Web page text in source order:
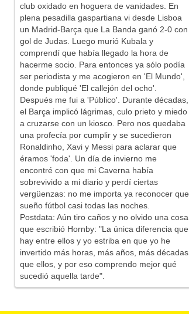
club oxidado en hoguera de vanidades. En
plena pesadilla gaspartiana vi desde Lisboa
un Madrid-Barça que La Banda ganó 2-0 con
gol de Judas. Luego murió Kubala y
comprendí que había llegado la hora de
hacerme socio. Para entonces ya sólo podía
ser periodista y me acogieron en 'El Mundo',
donde publiqué 'El callejón del ocho'.
Después me fui a 'Público'. Durante décadas,
el Barça implicó lágrimas, culo prieto y miedo
a cruzarse con un kiosco. Pero nos quedaba
una profecía por cumplir y se sucedieron
Ronaldinho, Xavi y Messi para aclarar que
éramos 'foda'. Un día de invierno me
encontré con que mi Caverna había
sobrevivido a mi diario y perdí ciertas
vergüenzas: no me importa ya reconocer que
sueño fútbol casi todas las noches.
Postdata: Aún tiro caños y no olvido una cosa
que escribió Hornby: "La única diferencia que
hay entre ellos y yo estriba en que yo he
invertido más horas, más años, más décadas
que ellos, y por eso comprendo mejor qué
sucedió aquella tarde".